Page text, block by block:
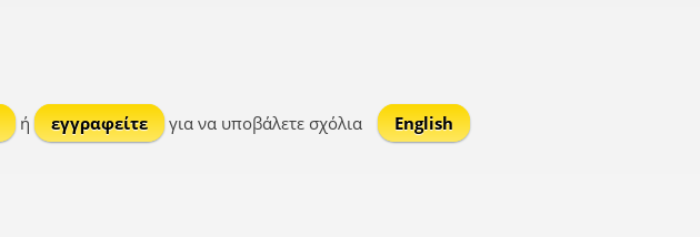
ή εγγραφείτε για να υποβάλετε σχόλια English